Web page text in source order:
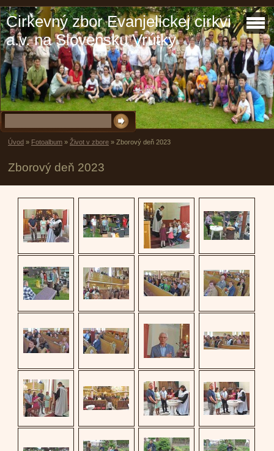
Cirkevný zbor Evanjelickej cirkvi
a.v. na Slovensku Vrútky
Úvod » Fotoalbum » Život v zbore » Zborový deň 2023
Zborový deň 2023